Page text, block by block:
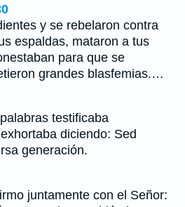
y se rebelaron contra
espaldas, mataron a tus
para que se
grandes blasfemias.…
testificaba
diciendo: Sed
generación.
juntamente con el Señor: